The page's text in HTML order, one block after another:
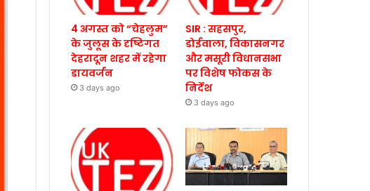
4 अगस्त को “चेहलुम”
के जुलूस के दृष्टिगत
देहरादून शहर में रहेगा
डायवर्जन
3 days ago
SIR : सहसपुर,
डोईवाला, विकासनगर
और मसूरी विधानसभा
पर विशेष फोकस के
निर्देश
3 days ago